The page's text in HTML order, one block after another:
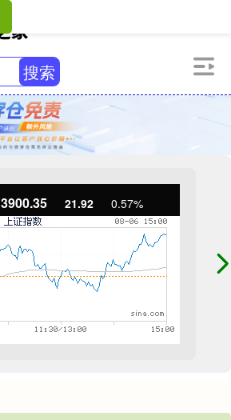
搜索
3900.35 21.92 0.57%